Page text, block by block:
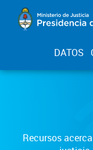
DATOS
Recursos